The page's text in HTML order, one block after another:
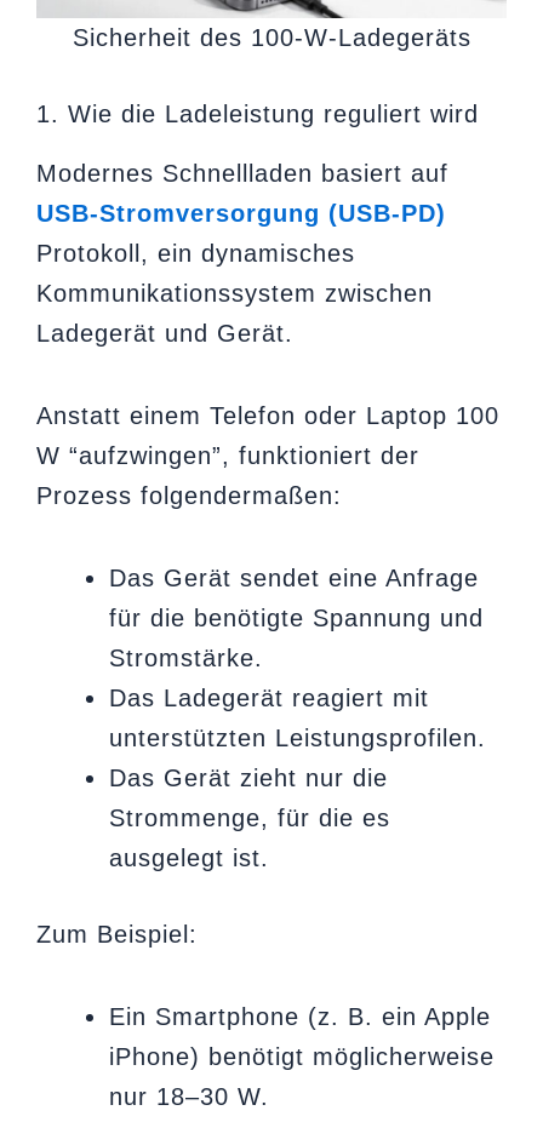
Sicherheit des 100-W-Ladegeräts
1. Wie die Ladeleistung reguliert wird
Modernes Schnellladen basiert auf
USB-Stromversorgung (USB-PD)
Protokoll, ein dynamisches
Kommunikationssystem zwischen
Ladegerät und Gerät.
Anstatt einem Telefon oder Laptop 100
W “aufzwingen”, funktioniert der
Prozess folgendermaßen:
Das Gerät sendet eine Anfrage
für die benötigte Spannung und
Stromstärke.
Das Ladegerät reagiert mit
unterstützten Leistungsprofilen.
Das Gerät zieht nur die
Strommenge, für die es
ausgelegt ist.
Zum Beispiel:
Ein Smartphone (z. B. ein Apple
iPhone) benötigt möglicherweise
nur 18–30 W.